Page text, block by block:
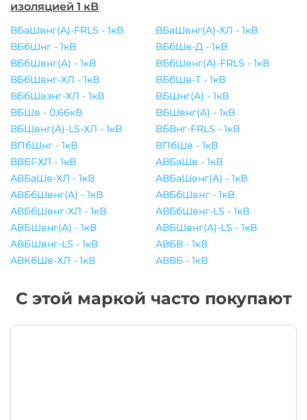
изоляцией 1 кВ
ВБаШвнг(A)-FRLS - 1кВ
ВБаШвнг(A)-ХЛ - 1кВ
ВБбШнг - 1кВ
ВБбШв-Д - 1кВ
ВБбШвнг(A) - 1кВ
ВБбШвнг(A)-FRLS - 1кВ
ВБбШвнг-ХЛ - 1кВ
ВБбШв-Т - 1кВ
ВБбШвзнг-ХЛ - 1кВ
ВБШнг(A) - 1кВ
ВБШв - 0,66кВ
ВБШвнг(A) - 1кВ
ВБШвнг(A)-LS-ХЛ - 1кВ
ВБВнг-FRLS - 1кВ
ВПбШнг - 1кВ
ВПбШв - 1кВ
ВВБГ-ХЛ - 1кВ
АВБаШв - 1кВ
АВБаШв-ХЛ - 1кВ
АВБаШвнг(A) - 1кВ
АВБбШвнг(A) - 1кВ
АВБбШвнг - 1кВ
АВБбШвнг-ХЛ - 1кВ
АВБбШвнг-LS - 1кВ
АВБШвнг(A) - 1кВ
АВБШвнг(A)-LS - 1кВ
АВБШвнг-LS - 1кВ
АВБВ - 1кВ
АВКбШв-ХЛ - 1кВ
АВВБ - 1кВ
С этой маркой часто покупают